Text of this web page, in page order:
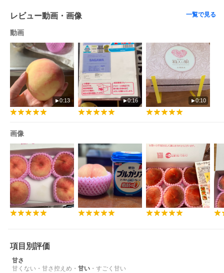
■原材料・成分
桃【白鳳系・白桃系】
※品種指定不可
■保存方法
・冷蔵便の場合、到着次第すぐに冷蔵庫に入れて保存をし、美味
しくお召し上がりください。
・冷蔵便で桃が硬い場合は、桃に付着した水分をふき取り、日の
当たらない通気性の良い場所にて常温で保存し、追熟させてお召
し上がりください。
■注意事項/その他
何卒ご了承ください。
・賞味期限はあくまで目安となりますので新鮮なうちにお早めに
お召し上がりください。
・返礼品が到着したら、すぐに開封して中身をご確認ください。
万が一ひどい傷み等あった場合は、直ちにサポートセンターまで
ご連絡をお願いいたします。
・厳密に検品し慎重に梱包発送しておりますが、配送時の衝撃や
配送時間、気象や温度変化などの条件により、傷みや変色等が発
生してしまう可能性がございます。ご理解ご了承ください。
・桃は大変デリケートな果物のため、多少の押しやあたりがある
場合がございますが、傷みではございませんのでご了承くださ
・記載の重量は箱の規格のため、実重量には差異が生じます。
・桃の形状により実重量に差異が生じるため、重量は目安となり
ます。
・申し込み順に順次発送させて頂きます。ただし、天候、収穫
レビュー動画・画像 一覧で見る
動画
0:13 0:16 0:10
画像
項目別評価
甘さ
甘くない ・ 甘さ控えめ ・ 甘い ・ すごく甘い